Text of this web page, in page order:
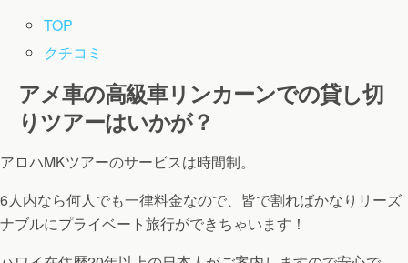
TOP
クチコミ
アメ車の高級車リンカーンでの貸し切
りツアーはいかが？
アロハMKツアーのサービスは時間制。
6人内なら何人でも一律料金なので、皆で割ればかなりリーズ
ナブルにプライベート旅行ができちゃいます！